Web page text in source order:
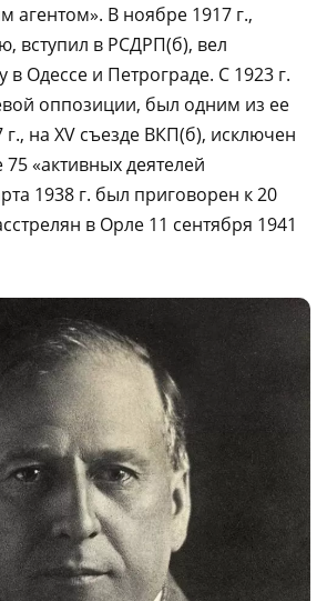
агентом». В ноябре 1917 г.,
вступил в РСДРП(б), вел
в Одессе и Петрограде. С 1923 г.
оппозиции, был одним из ее
г., на XV съезде ВКП(б), исключен
«активных деятелей
1938 г. был приговорен к 20
в Орле 11 сентября 1941